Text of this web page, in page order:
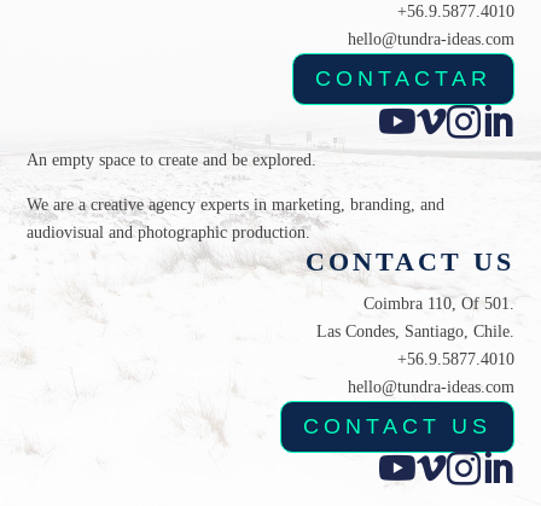
+56.9.5877.4010
hello@tundra-ideas.com
CONTACTAR




An empty space to create and be explored.
We are a creative agency experts in marketing, branding, and
audiovisual and photographic production.
CONTACT US
Coimbra 110, Of 501.
Las Condes, Santiago, Chile.
+56.9.5877.4010
hello@tundra-ideas.com
CONTACT US



